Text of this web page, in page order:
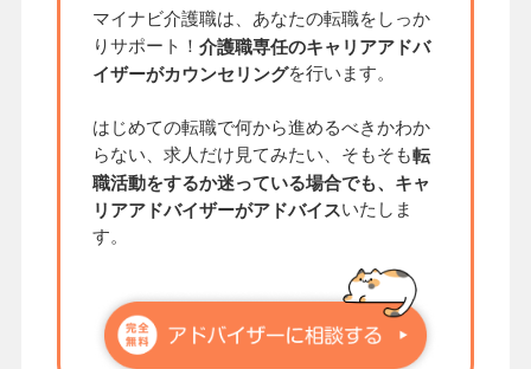
マイナビ介護職は、あなたの転職をしっか
りサポート！ 介護職専任のキャリアアドバ
イザーがカウンセリングを行います。
はじめての転職で何から進めるべきかわか
らない、求人だけ見てみたい、そもそも転
職活動をするか迷っている場合でも、キャ
リアアドバイザーがアドバイスいたしま
す。